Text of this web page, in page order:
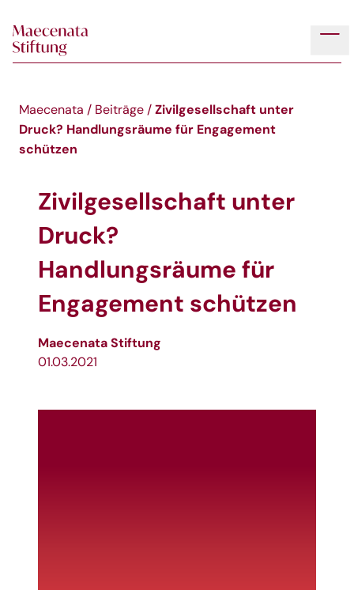
Maecenata / Beiträge / Zivilgesellschaft unter
Druck? Handlungsräume für Engagement
schützen
Zivilgesellschaft unter
Druck?
Handlungsräume für
Engagement schützen
Maecenata Stiftung
01.03.2021